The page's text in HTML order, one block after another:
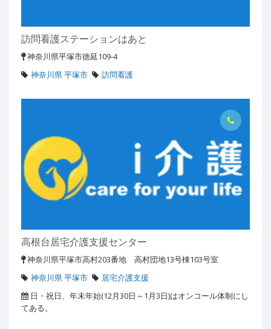
訪問看護ステーションはあと
神奈川県平塚市徳延109-4
神奈川県 平塚市
訪問看護
高根台居宅介護支援センター
神奈川県平塚市高村203番地 高村団地13号棟103号室
神奈川県 平塚市
居宅介護支援
日・祝日、年末年始(12月30日～1月3日)はオンコール体制にし
てある。